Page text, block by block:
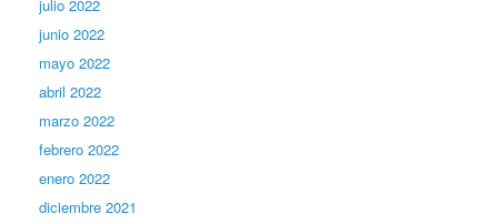
julio 2022
junio 2022
mayo 2022
abril 2022
marzo 2022
febrero 2022
enero 2022
diciembre 2021